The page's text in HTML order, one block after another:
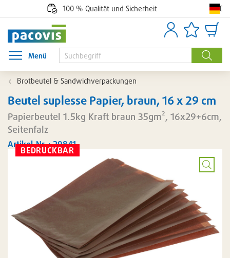
100 % Qualität und Sicherheit
Suche
AnmeldenArtikellisten
Menü
Menü öffnen
Brotbeutel & Sandwichverpackungen
Beutel suplesse Papier, braun, 16 x 29 cm
Papierbeutel 1.5kg Kraft braun 35gm², 16x29+6cm,
Seitenfalz
Artikel-Nr. : 29841
BEDRUCKBAR
Bild